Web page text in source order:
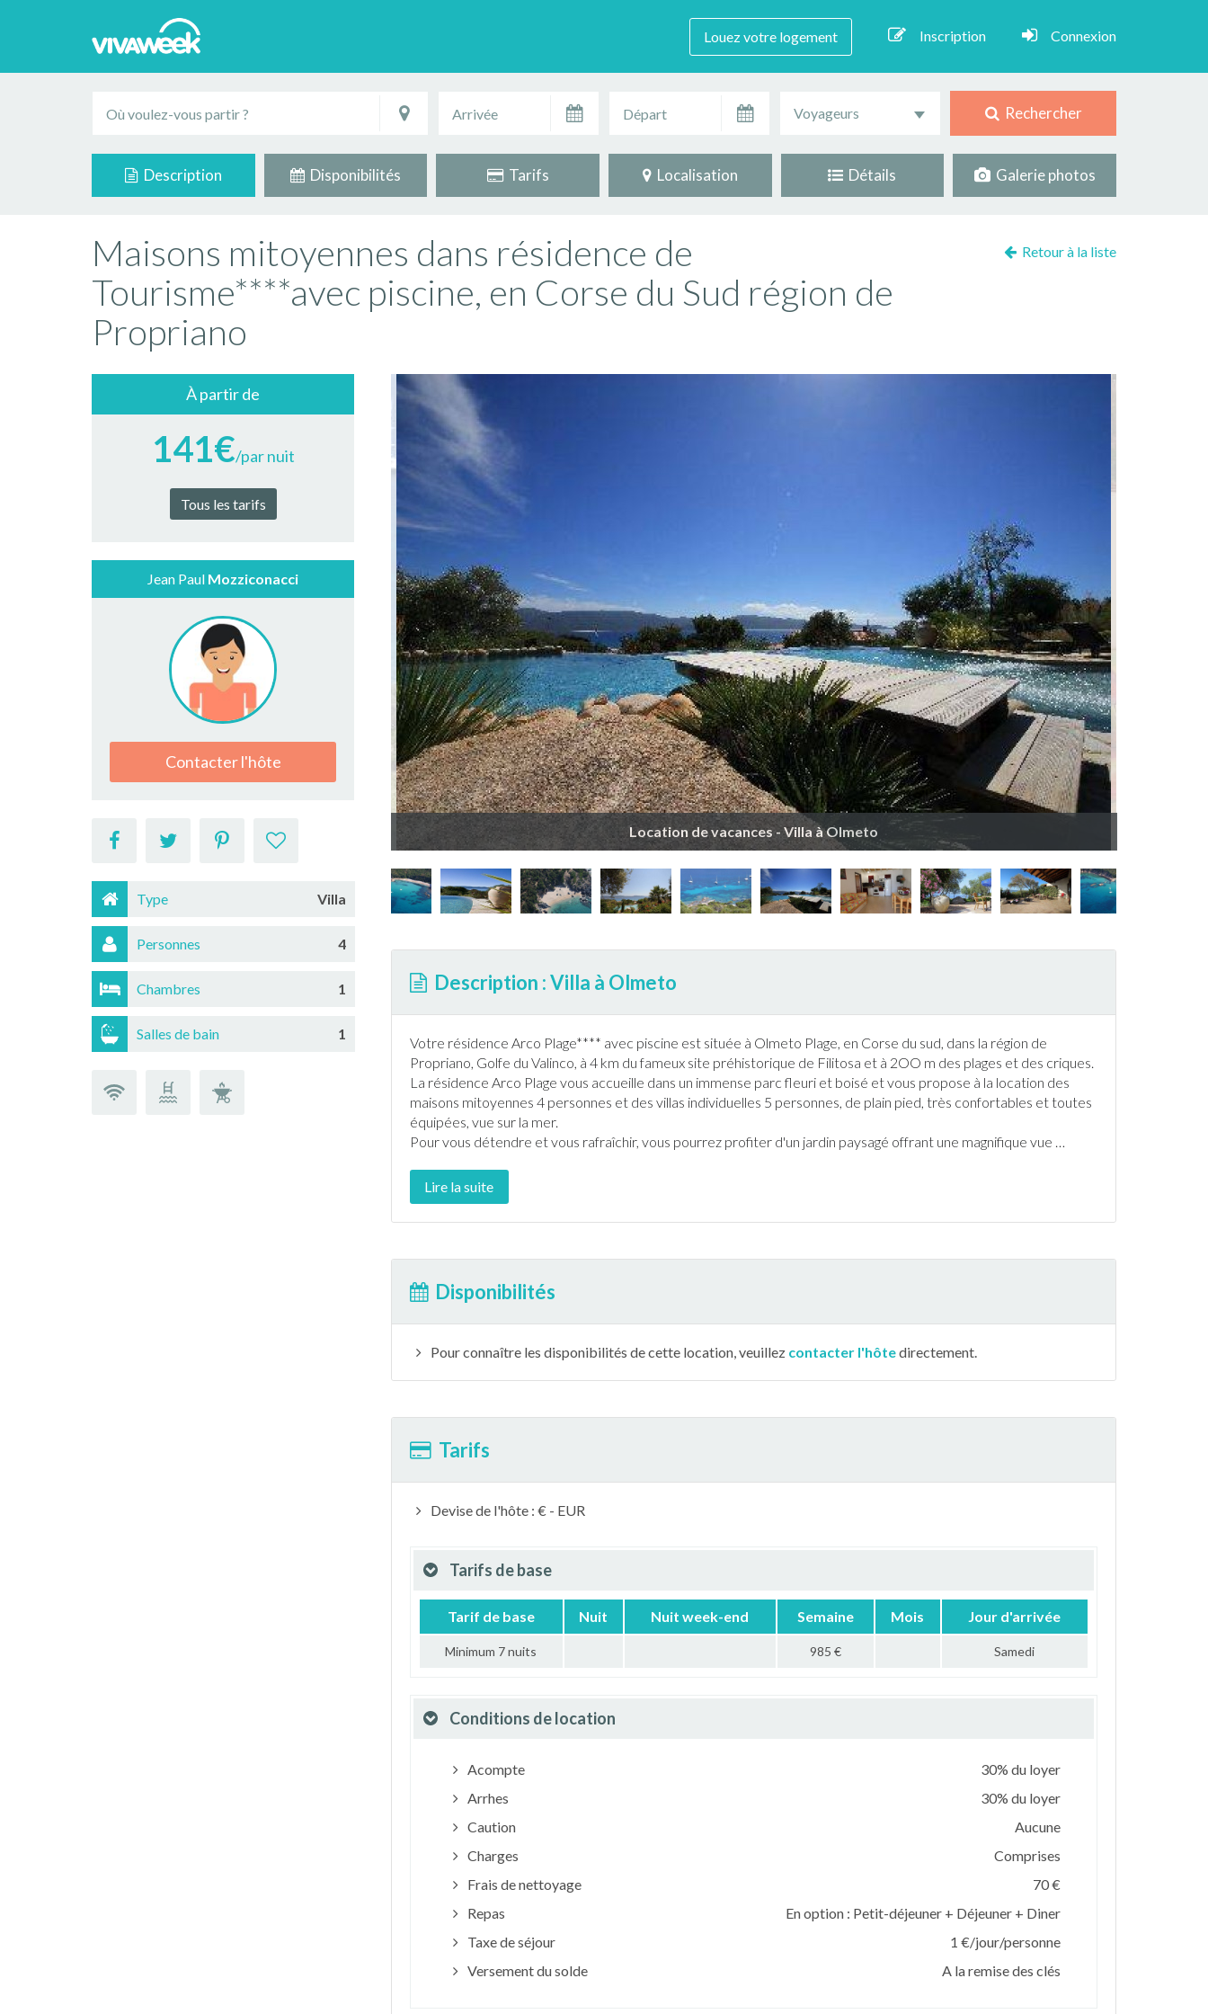
Louez votre logement Inscription Connexion
Voyageurs Rechercher
Description Disponibilités Tarifs Localisation Détails Galerie photos
Maisons mitoyennes dans résidence de
Tourisme****avec piscine, en Corse du Sud région de
Propriano
Retour à la liste
À partir de
141€/par nuit
Tous les tarifs
Jean Paul Mozziconacci
Contacter l'hôte
Type Villa
Personnes 4
Chambres 1
Salles de bain 1
Location de vacances - Villa à Olmeto
Description : Villa à Olmeto
Votre résidence Arco Plage**** avec piscine est située à Olmeto Plage, en Corse du sud, dans la région de
Propriano, Golfe du Valinco, à 4 km du fameux site préhistorique de Filitosa et à 2OO m des plages et des criques.
La résidence Arco Plage vous accueille dans un immense parc fleuri et boisé et vous propose à la location des
maisons mitoyennes 4 personnes et des villas individuelles 5 personnes, de plain pied, très confortables et toutes
équipées, vue sur la mer.
Pour vous détendre et vous rafraîchir, vous pourrez profiter d'un jardin paysagé offrant une magnifique vue …
Lire la suite
Disponibilités
Pour connaître les disponibilités de cette location, veuillez contacter l'hôtedirectement.
Tarifs
Devise de l'hôte : € - EUR
Tarifs de base
Tarif de base Nuit Nuit week-end Semaine Mois Jour d'arrivée
Minimum 7 nuits 985 € Samedi
Conditions de location
Acompte
30% du loyer
Arrhes
30% du loyer
Caution
Aucune
Charges
Comprises
Frais de nettoyage
70 €
Repas
En option : Petit-déjeuner + Déjeuner + Diner
Taxe de séjour
1 €/jour/personne
Versement du solde
A la remise des clés